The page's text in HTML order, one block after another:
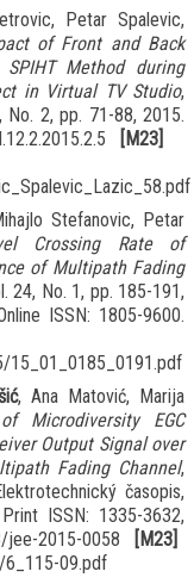
Petar Spalevic,
of Front and Back
Method during
in Virtual TV Studio,
No. 2, pp. 71-88, 2015.
[M23]
Stefanovic, Petar
Crossing Rate of
of Multipath Fading
24, No. 1, pp. 185-191,
ISSN: 1805-9600.
15_01_0185_0191.pdf
, Ana Matović, Marija
Microdiversity EGC
Output Signal over
Fading Channel,
časopis,
ISSN: 1335-3632,
jee-2015-0058
[M23]
6_115-09.pdf